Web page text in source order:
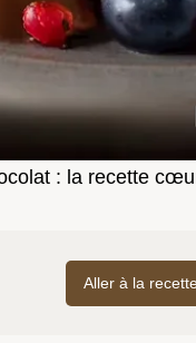
: la recette
Aller à la